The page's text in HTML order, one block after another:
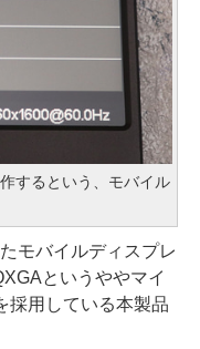
するという、モバイル
モバイルディスプレ
というややマイ
採用している本製品